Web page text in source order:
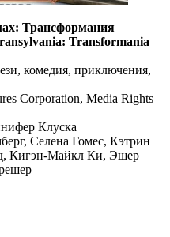
Трансформания
Transformania
комедия, приключения,
Corporation, Media Rights
Клуска
Селена Гомес, Кэтрин
Кигэн-Майкл Ки, Эшер